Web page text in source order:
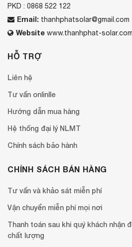
PKD : 0868 522 122
Email: thanhphatsolar@gmail.com
Website www.thanhphat-solar.com
HỖ TRỢ
Liên hệ
Tư vấn onlinlle
Hướng dẫn mua hàng
Hệ thống đại lý NLMT
Chính sách bảo hành
CHÍNH SÁCH BÁN HÀNG
Tư vấn và khảo sát miễn phí
Vận chuyển miễn phí mọi nơi
Thanh toán sau khi quý khách nhận
chất lượng